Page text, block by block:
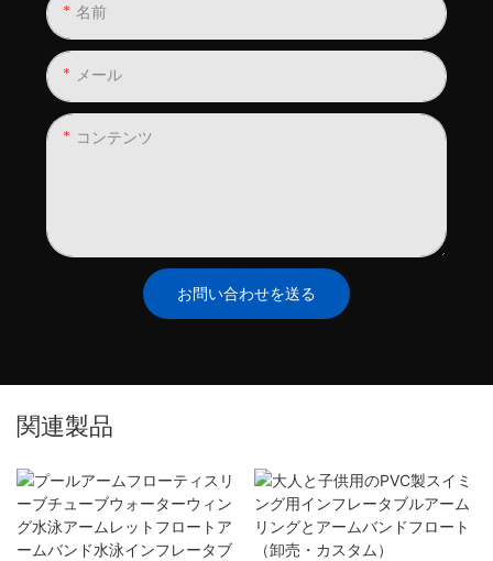
名前
メール
コンテンツ
お問い合わせを送る
関連製品